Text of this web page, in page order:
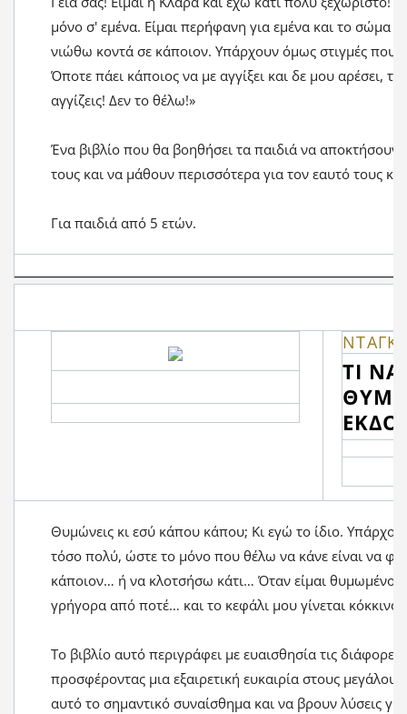
μόνο σ' εμένα. Είμαι περήφανη για εμένα και το σώμα
νιώθω κοντά σε κάποιον. Υπάρχουν όμως στιγμές που
Όποτε πάει κάποιος να με αγγίξει και δε μου αρέσει,
αγγίζεις! Δεν το θέλω!»
Ένα βιβλίο που θα βοηθήσει τα παιδιά να αποκτήσουν
τους και να μάθουν περισσότερα για τον εαυτό τους
Για παιδιά από 5 ετών.
ΤΙ
Θυμώνεις κι εσύ κάπου κάπου; Κι εγώ το ίδιο.
τόσο πολύ, ώστε το μόνο που θέλω να κάνε είναι να
κάποιον… ή να κλοτσήσω κάτι… Όταν είμαι
γρήγορα από ποτέ… και το κεφάλι μου γίνεται
Το βιβλίο αυτό περιγράφει με ευαισθησία τις
προσφέροντας μια εξαιρετική ευκαιρία στους
αυτό το σημαντικό συναίσθημα και να βρουν λύσεις